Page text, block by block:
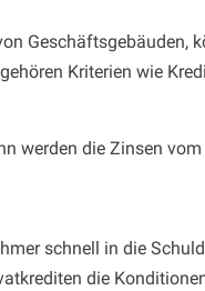
Geschäftsgebäuden,
Kriterien wie
werden die Zinsen
schnell in die
die